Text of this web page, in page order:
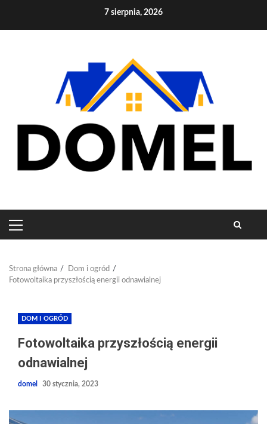
7 sierpnia, 2026
PRIMARY
MENU
Strona główna
Dom i ogród
Fotowoltaika przyszłością energii odnawialnej
DOM I OGRÓD
Fotowoltaika przyszłością energii
odnawialnej
domel 30 stycznia, 2023